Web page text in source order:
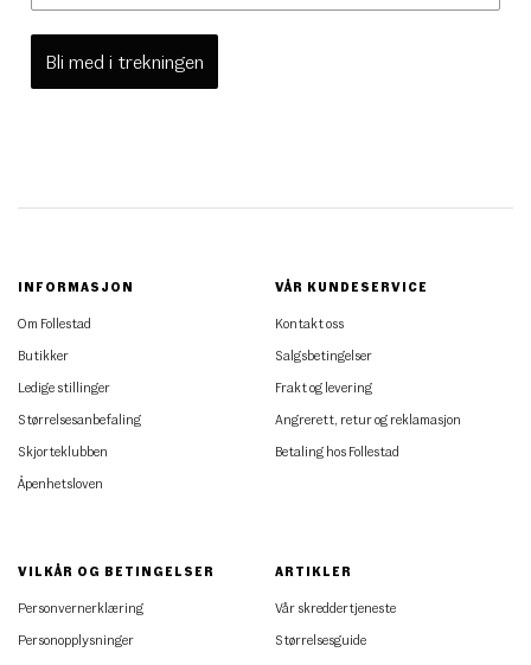
Bli med i trekningen
INFORMASJON
Om Follestad
Butikker
Ledige stillinger
Størrelsesanbefaling
Skjorteklubben
Åpenhetsloven
VÅR KUNDESERVICE
Kontakt oss
Salgsbetingelser
Frakt og levering
Angrerett, retur og reklamasjon
Betaling hos Follestad
VILKÅR OG BETINGELSER
Personvernerklæring
Personopplysninger
ARTIKLER
Vår skreddertjeneste
Størrelsesguide